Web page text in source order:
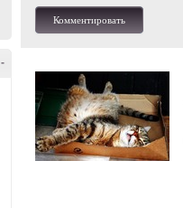
-
Комментировать